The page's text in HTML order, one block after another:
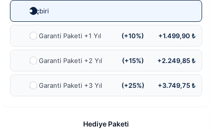
Hiçbiri
Ek Garanti Paketi +1 Yıl (+10%) +1.499,90 ₺
Ek Garanti Paketi +2 Yıl (+15%) +2.249,85 ₺
Ek Garanti Paketi +3 Yıl (+25%) +3.749,75 ₺
Hediye Paketi